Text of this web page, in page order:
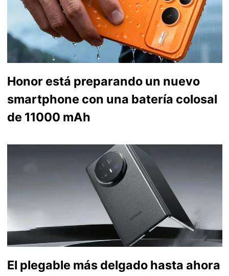
Honor está preparando un nuevo
smartphone con una batería colosal
de 11000 mAh
El plegable más delgado hasta ahora